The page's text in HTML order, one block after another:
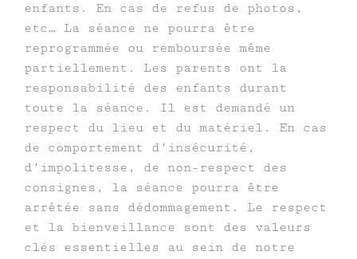
enfants. En cas de refus de photos,
etc… La séance ne pourra être
reprogrammée ou remboursée même
partiellement. Les parents ont la
responsabilité des enfants durant
toute la séance. Il est demandé un
respect du lieu et du matériel. En cas
de comportement d’insécurité,
d’impolitesse, de non-respect des
consignes, la séance pourra être
arrêtée sans dédommagement. Le respect
et la bienveillance sont des valeurs
clés essentielles au sein de notre